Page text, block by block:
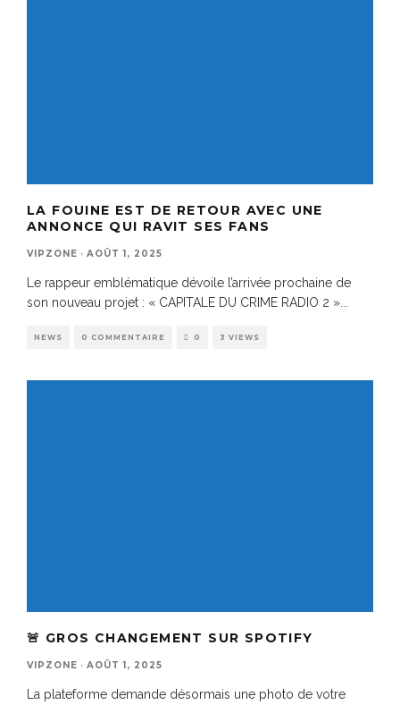
LA FOUINE EST DE RETOUR AVEC UNE
ANNONCE QUI RAVIT SES FANS
VIPZONE · AOÛT 1, 2025
Le rappeur emblématique dévoile l’arrivée prochaine de
son nouveau projet : « CAPITALE DU CRIME RADIO 2 »...
NEWS 0 COMMENTAIRE 0 3 VIEWS
🚨 GROS CHANGEMENT SUR SPOTIFY
VIPZONE · AOÛT 1, 2025
La plateforme demande désormais une photo de votre